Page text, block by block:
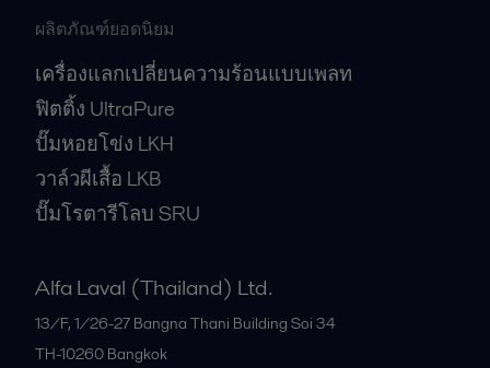
ผลิตภัณฑ์ยอดนิยม
เครื่องแลกเปลี่ยนความร้อนแบบเพลท
ฟิตติ้ง UltraPure
ปั๊มหอยโข่ง LKH
วาล์วผีเสื้อ LKB
ปั๊มโรตารีโลบ SRU
Alfa Laval (Thailand) Ltd.
13/F, 1/26-27 Bangna Thani Building Soi 34
TH-10260 Bangkok